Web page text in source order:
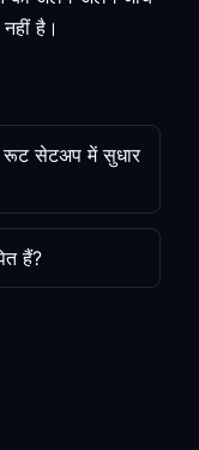
है।
रूट सेटअप में सुधार
हैं?